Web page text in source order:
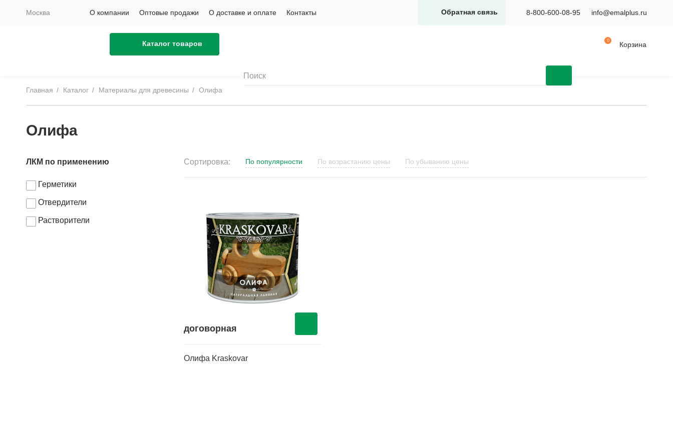
Москва
Каталог товаров
О компании Оптовые продажи О доставке и оплате Контакты 8-800-600-08-95 info@emalplus.ru
Обратная связь
Корзина
Главная Каталог Материалы для древесины Олифа
Олифа
ЛКМ по применению
Герметики
Отвердители
Растворители
Сортировка: По популярности По возрастанию цены По убыванию цены
договорная
Олифа Kraskovar